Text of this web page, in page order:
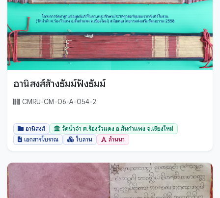
อานิสงส์ส้างธัมม์ฟังธัมม์
CMRU-CM-06-A-054-2
อานิสงส์
วัดน้ำจำ ต.ร้องวัวแดง อ.สันกำแพง จ.เชียงใหม่
เอกสารโบราณ
ใบลาน ล้านนา